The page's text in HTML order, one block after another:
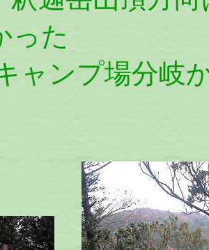
った
ャンプ場分岐